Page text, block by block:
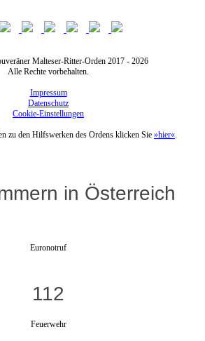
Malteser-Ritter-Orden 2017 - 2026
Alle Rechte vorbehalten.
Impressum
Datenschutz
Cookie-Einstellungen
zu den Hilfswerken des Ordens klicken Sie »hier«.
in Österreich
Euronotruf
112
Feuerwehr